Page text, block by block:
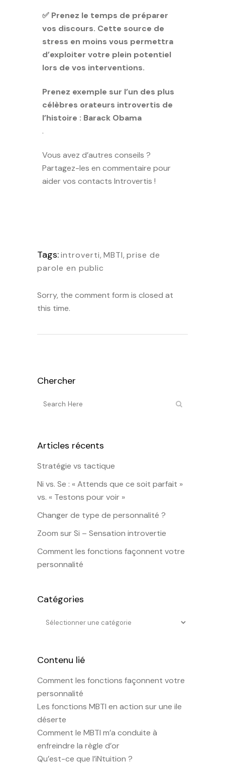
✅ Prenez le temps de préparer
vos discours. Cette source de
stress en moins vous permettra
d’exploiter votre plein potentiel
lors de vos interventions.
Prenez exemple sur l’un des plus
célèbres orateurs introvertis de
l’histoire : Barack Obama
.
Vous avez d’autres conseils ?
Partagez-les en commentaire pour
aider vos contacts Introvertis !
Tags:introverti, MBTI, prise de
parole en public
Sorry, the comment form is closed at
this time.
Chercher
Articles récents
Stratégie vs tactique
Ni vs. Se : « Attends que ce soit parfait »
vs. « Testons pour voir »
Changer de type de personnalité ?
Zoom sur Si – Sensation introvertie
Comment les fonctions façonnent votre
personnalité
Catégories
Contenu lié
Comment les fonctions façonnent votre
personnalité
Les fonctions MBTI en action sur une ile
déserte
Comment le MBTI m’a conduite à
enfreindre la règle d’or
Qu’est-ce que l’iNtuition ?